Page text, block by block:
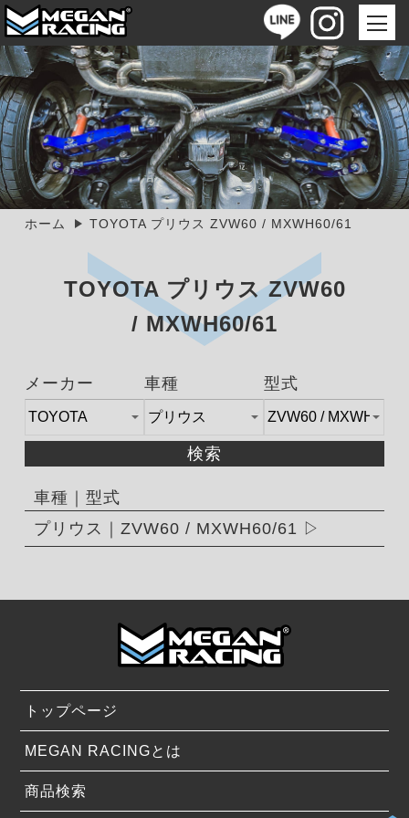
ホーム TOYOTA プリウス ZVW60 / MXWH60/61
TOYOTA プリウス ZVW60
/ MXWH60/61
メーカー 車種 型式
検索
車種｜型式
プリウス｜ZVW60 / MXWH60/61
トップページ
MEGAN RACINGとは
商品検索